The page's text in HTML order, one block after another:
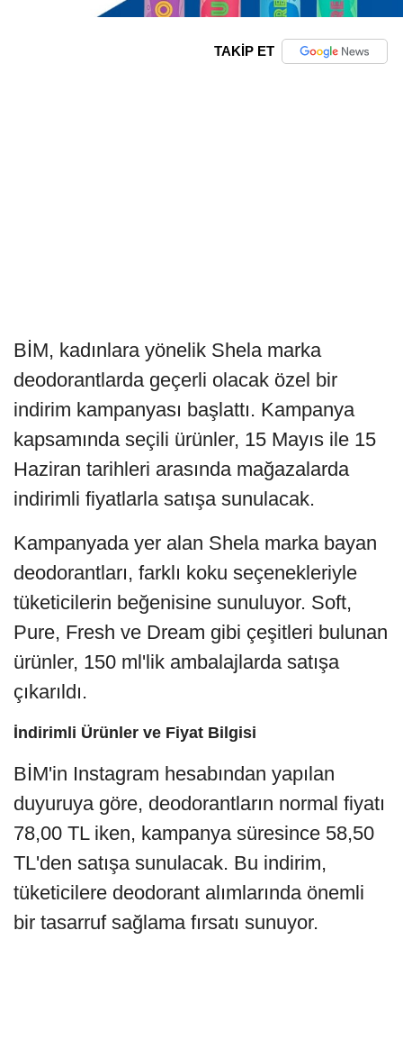
TAKİP ET
BİM, kadınlara yönelik Shela marka
deodorantlarda geçerli olacak özel bir
indirim kampanyası başlattı. Kampanya
kapsamında seçili ürünler, 15 Mayıs ile 15
Haziran tarihleri arasında mağazalarda
indirimli fiyatlarla satışa sunulacak.
Kampanyada yer alan Shela marka bayan
deodorantları, farklı koku seçenekleriyle
tüketicilerin beğenisine sunuluyor. Soft,
Pure, Fresh ve Dream gibi çeşitleri bulunan
ürünler, 150 ml'lik ambalajlarda satışa
çıkarıldı.
İndirimli Ürünler ve Fiyat Bilgisi
BİM'in Instagram hesabından yapılan
duyuruya göre, deodorantların normal fiyatı
78,00 TL iken, kampanya süresince 58,50
TL'den satışa sunulacak. Bu indirim,
tüketicilere deodorant alımlarında önemli
bir tasarruf sağlama fırsatı sunuyor.